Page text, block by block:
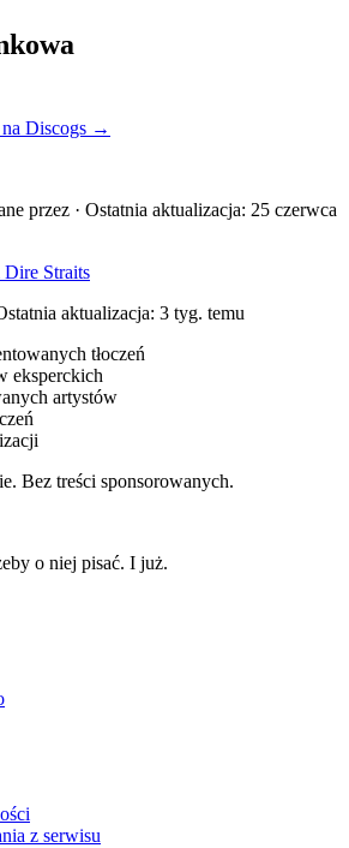
na Discogs →
przez · Ostatnia aktualizacja: 25 czerwca
Straits
aktualizacja: 3 tyg. temu
tłoczeń
eksperckich
artystów
Bez treści sponsorowanych.
o niej pisać. I już.
z serwisu